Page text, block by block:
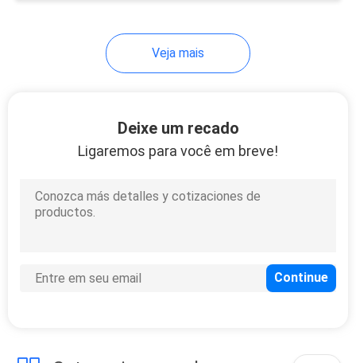
Veja mais
Deixe um recado
Ligaremos para você em breve!